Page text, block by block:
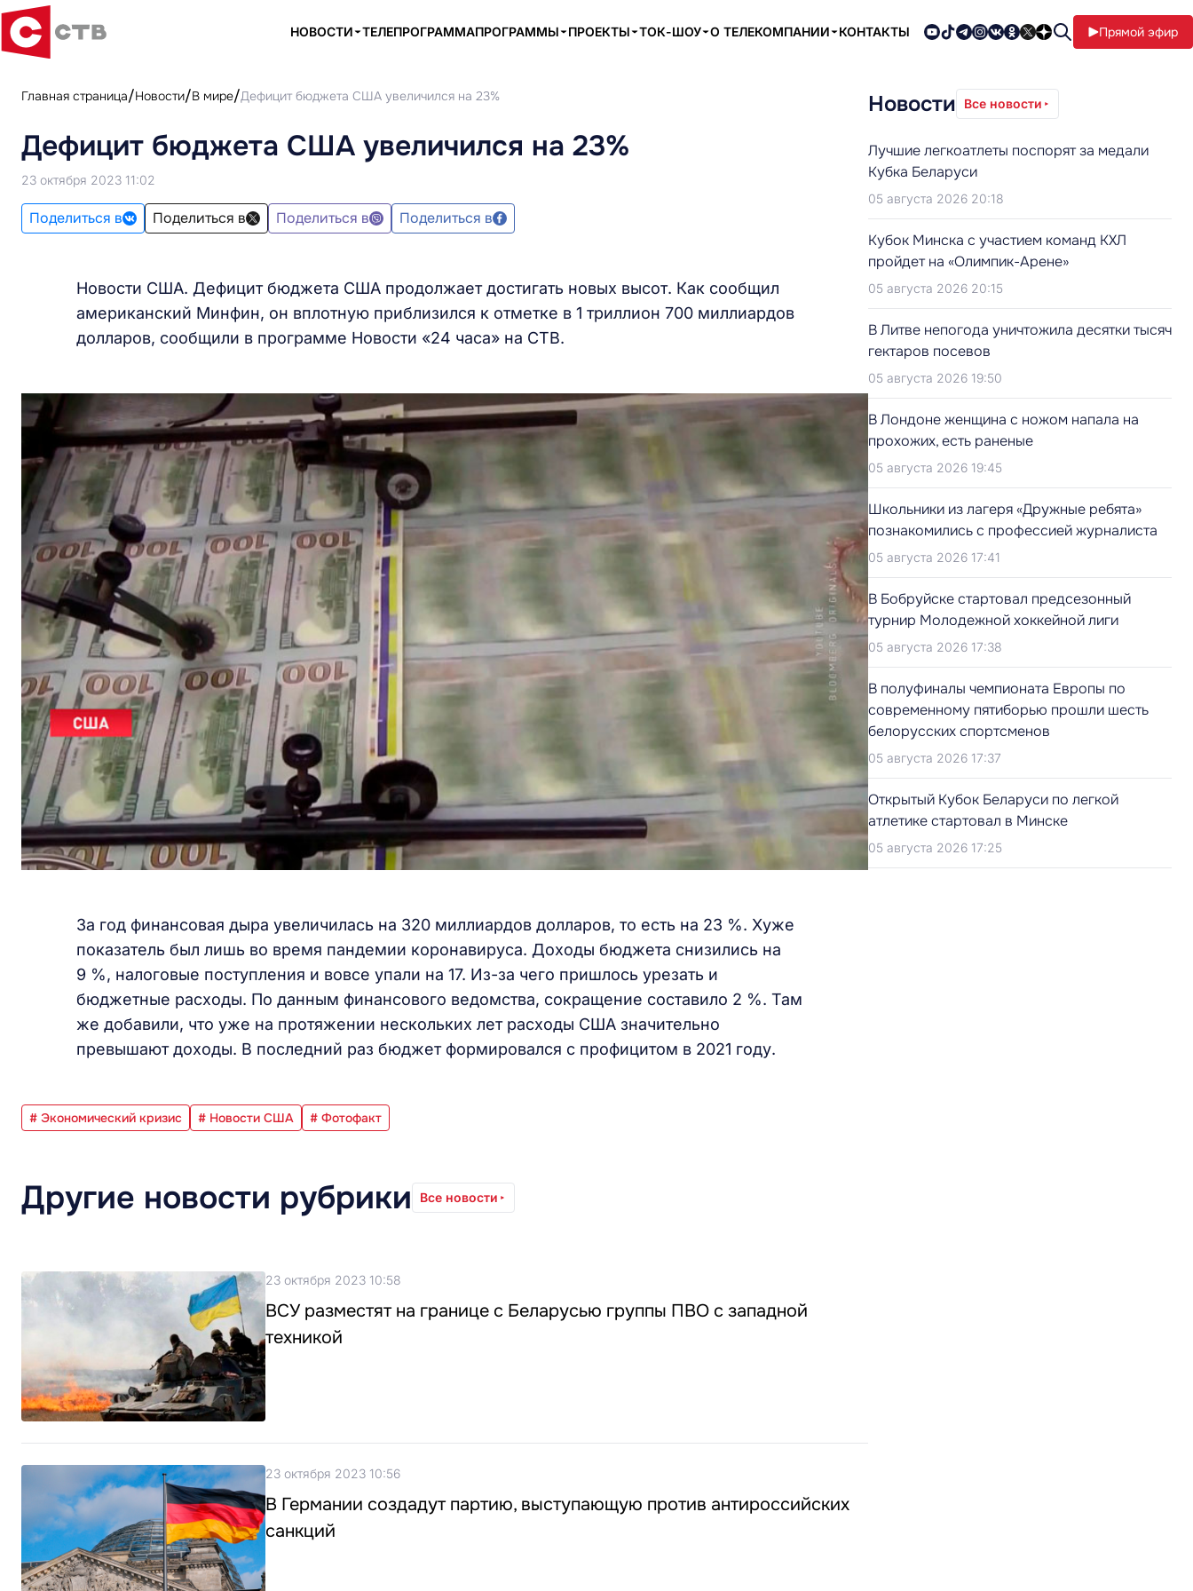
НОВОСТИ ТЕЛЕПРОГРАММАПРОГРАММЫ ПРОЕКТЫ ТОК-ШОУ О ТЕЛЕКОМПАНИИ КОНТАКТЫ Прямой эфир
Главная страница Новости В мире Дефицит бюджета США увеличился на 23%
Дефицит бюджета США увеличился на 23%
23 октября 2023 11:02
Поделиться в Поделиться в Поделиться в Поделиться в
Новости США. Дефицит бюджета США продолжает достигать новых высот. Как сообщил
американский Минфин, он вплотную приблизился к отметке в 1 триллион 700 миллиардов
долларов, сообщили в программе Новости «24 часа» на СТВ.
За год финансовая дыра увеличилась на 320 миллиардов долларов, то есть на 23 %. Хуже
показатель был лишь во время пандемии коронавируса. Доходы бюджета снизились на
9 %, налоговые поступления и вовсе упали на 17. Из-за чего пришлось урезать и
бюджетные расходы. По данным финансового ведомства, сокращение составило 2 %. Там
же добавили, что уже на протяжении нескольких лет расходы США значительно
превышают доходы. В последний раз бюджет формировался с профицитом в 2021 году.
# Экономический кризис # Новости США # Фотофакт
Другие новости рубрики Все новости
23 октября 2023 10:58
ВСУ разместят на границе с Беларусью группы ПВО с западной
техникой
23 октября 2023 10:56
В Германии создадут партию, выступающую против антироссийских
санкций
Новости Все новости
Лучшие легкоатлеты поспорят за медали
Кубка Беларуси
05 августа 2026 20:18
Кубок Минска с участием команд КХЛ
пройдет на «Олимпик-Арене»
05 августа 2026 20:15
В Литве непогода уничтожила десятки тысяч
гектаров посевов
05 августа 2026 19:50
В Лондоне женщина с ножом напала на
прохожих, есть раненые
05 августа 2026 19:45
Школьники из лагеря «Дружные ребята»
познакомились с профессией журналиста
05 августа 2026 17:41
В Бобруйске стартовал предсезонный
турнир Молодежной хоккейной лиги
05 августа 2026 17:38
В полуфиналы чемпионата Европы по
современному пятиборью прошли шесть
белорусских спортсменов
05 августа 2026 17:37
Открытый Кубок Беларуси по легкой
атлетике стартовал в Минске
05 августа 2026 17:25